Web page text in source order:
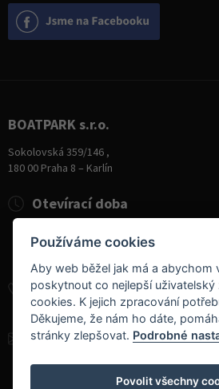
BOATPARK s.r.o.
Sokolovská 359/146 ,
180 00 Praha 8 – Karlín
+420 284 826 787
+420 604 728 042
info@boatpark.cz
Otevírací doba
Úterý - Pátek
10:00 - 19:00
Sobota
9:00 - 14:00
Používáme cookies
Aby web běžel jak má a abychom
poskytnout co nejlepší
cookies. K jejich zpracování
Děkujeme, že nám ho dáte,
stránky zlepšovat. Podrobné
Povolit všechny